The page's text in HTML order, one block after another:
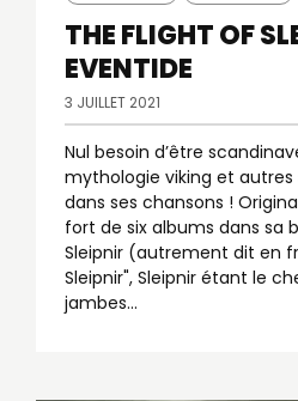
THE FLIGHT OF
EVENTIDE
3 JUILLET 2021
Nul besoin d’être
mythologie viking et autres
dans ses chansons !
fort de six albums dans sa
Sleipnir (autrement dit en
Sleipnir", Sleipnir étant le
jambes...